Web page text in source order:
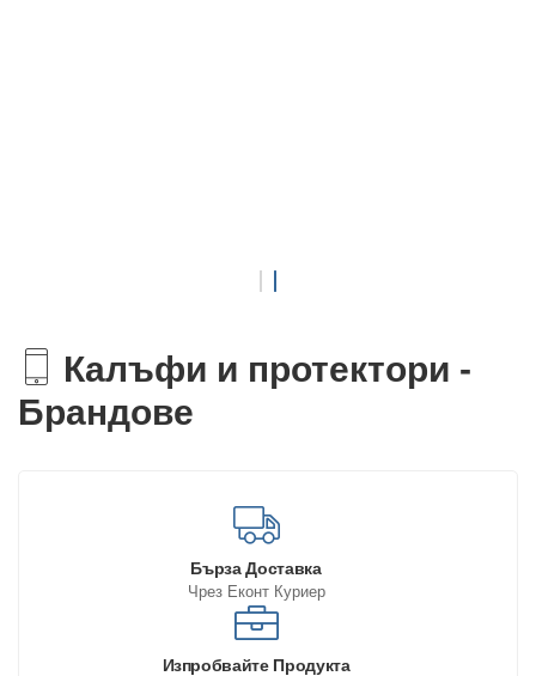
Калъфи и протектори -
Брандове
Бърза Доставка
Чрез Еконт Куриер
Изпробвайте Продукта